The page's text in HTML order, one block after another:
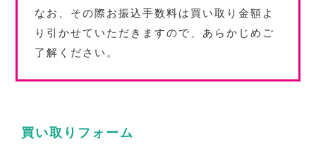
なお、その際お振込手数料は買い取り金額よ
り引かせていただきますので、あらかじめご
了解ください。
買い取りフォーム